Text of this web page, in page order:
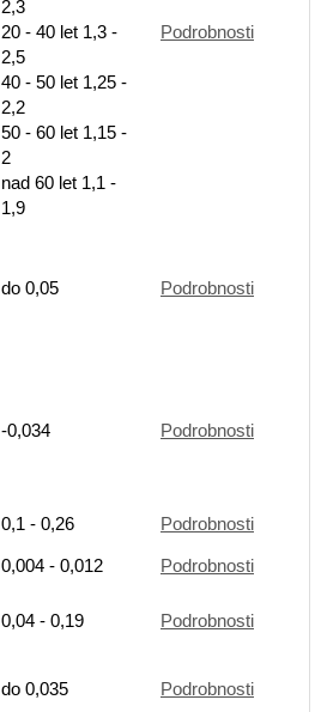
2,3
20 - 40 let 1,3 -
2,5
40 - 50 let 1,25 -
2,2
50 - 60 let 1,15 -
2
nad 60 let 1,1 -
1,9
Podrobnosti
do 0,05 Podrobnosti
-0,034 Podrobnosti
0,1 - 0,26
Podrobnosti
0,004 - 0,012 Podrobnosti
0,04 - 0,19 Podrobnosti
do 0,035 Podrobnosti